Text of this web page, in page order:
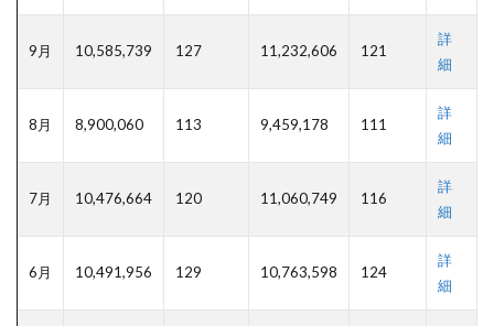
9月 10,585,739 127 11,232,606 121
詳
細
8月 8,900,060 113 9,459,178 111
詳
細
7月 10,476,664 120 11,060,749 116
詳
細
6月 10,491,956 129 10,763,598 124
詳
細